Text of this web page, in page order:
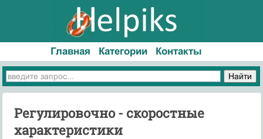
Главная Категории Контакты
Регулировочно - скоростные
характеристики